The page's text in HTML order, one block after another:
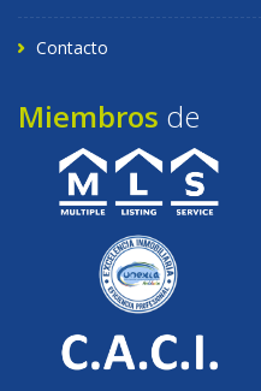
Contacto
Miembros de